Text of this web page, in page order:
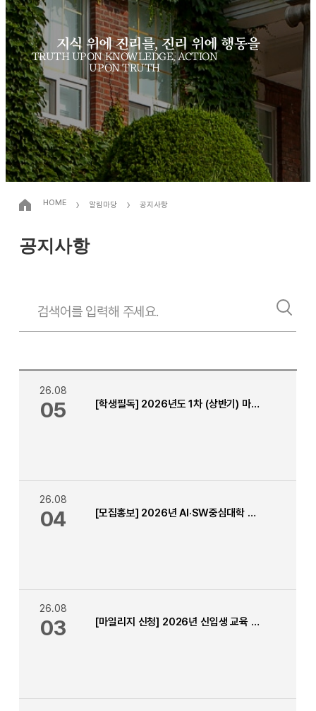
지식 위에 진리를, 진리 위에 행동을
TRUTH UPON KNOWLEDGE, ACTION
UPON TRUTH
HOME › 알림마당 › 공지사항
공지사항
26.08
05 [학생필독] 2026년도 1차 (상반기) 마일리지 승인, 반려 메세지 안내
26.08
04 [모집홍보] 2026년 AI·SW중심대학 캐나다 인턴십 프로그램 안내 [ 인턴십 기간 : 2027년 5월 ~ 7월 ]
26.08
03 [마일리지 신청] 2026년 신입생 교육 이수 학생 이수증 신청